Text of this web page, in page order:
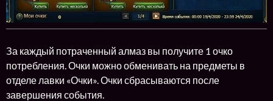
За каждый потраченный алмаз вы получите 1 очко
потребления. Очки можно обменивать на предметы в
отделе лавки «Очки». Очки сбрасываются после
завершения события.